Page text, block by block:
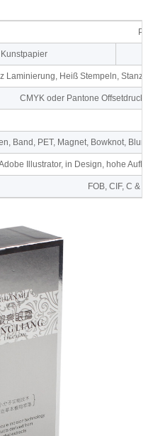
Kunstpapier
Laminierung, Heiß Stempeln,
CMYK oder Pantone Offsetdruck
Band, PET, Magnet, Bowknot,
Illustrator, in Design, hohe
FOB, CIF, C & F,